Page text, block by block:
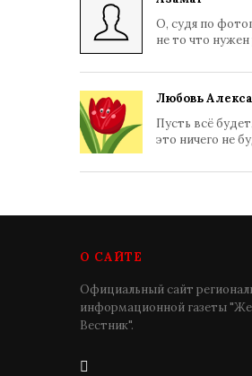
О, судя по
не то что нужен
Любовь
Пусть всё
это ничего не
О САЙТЕ
Официальный сайт
информационной газеты
Вестник".